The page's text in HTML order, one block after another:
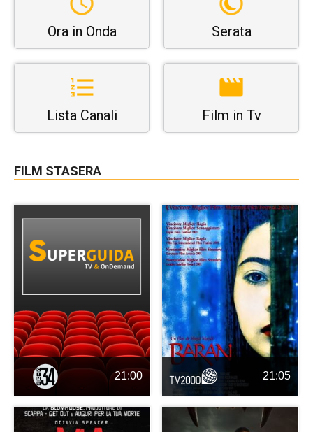
Ora in Onda Serata
Lista Canali Film in Tv
FILM STASERA
21:00 21:05